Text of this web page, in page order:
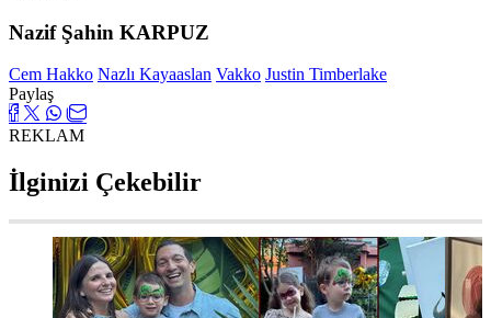
Nazif Şahin KARPUZ
Cem Hakko Nazlı Kayaaslan Vakko Justin Timberlake
Paylaş
REKLAM
İlginizi Çekebilir